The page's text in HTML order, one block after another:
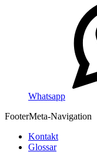
Whatsapp
FooterMeta-Navigation
Kontakt
Glossar